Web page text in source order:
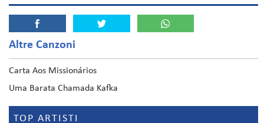
Altre Canzoni
Carta Aos Missionários
Uma Barata Chamada Kafka
TOP ARTISTI